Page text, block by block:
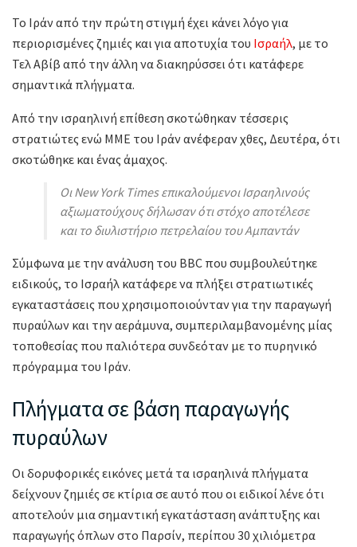
Το Ιράν από την πρώτη στιγμή έχει κάνει λόγο για
περιορισμένες ζημιές και για αποτυχία του Ισραήλ, με το
Τελ Αβίβ από την άλλη να διακηρύσσει ότι κατάφερε
σημαντικά πλήγματα.
Από την ισραηλινή επίθεση σκοτώθηκαν τέσσερις
στρατιώτες ενώ ΜΜΕ του Ιράν ανέφεραν χθες, Δευτέρα, ότι
σκοτώθηκε και ένας άμαχος.
Οι New York Times επικαλούμενοι Ισραηλινούς
αξιωματούχους δήλωσαν ότι στόχο αποτέλεσε
και το διυλιστήριο πετρελαίου του Αμπαντάν
Σύμφωνα με την ανάλυση του BBC που συμβουλεύτηκε
ειδικούς, το Ισραήλ κατάφερε να πλήξει στρατιωτικές
εγκαταστάσεις που χρησιμοποιούνταν για την παραγωγή
πυραύλων και την αεράμυνα, συμπεριλαμβανομένης μίας
τοποθεσίας που παλιότερα συνδεόταν με το πυρηνικό
πρόγραμμα του Ιράν.
Πλήγματα σε βάση παραγωγής
πυραύλων
Οι δορυφορικές εικόνες μετά τα ισραηλινά πλήγματα
δείχνουν ζημιές σε κτίρια σε αυτό που οι ειδικοί λένε ότι
αποτελούν μια σημαντική εγκατάσταση ανάπτυξης και
παραγωγής όπλων στο Παρσίν, περίπου 30 χιλιόμετρα